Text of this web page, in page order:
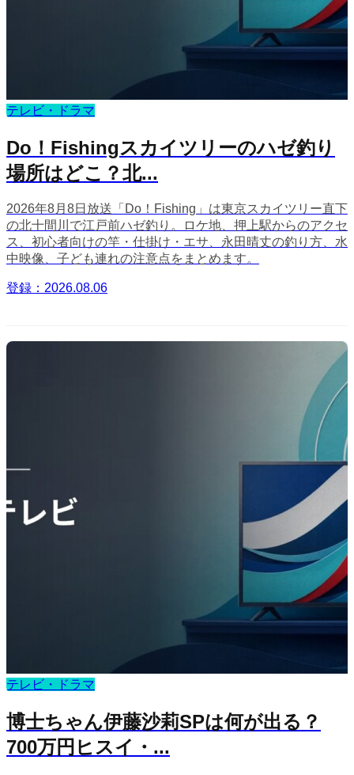
テレビ・ドラマ
Do！Fishingスカイツリーのハゼ釣り
場所はどこ？北...
2026年8月8日放送「Do！Fishing」は東京スカイツリー直下
の北十間川で江戸前ハゼ釣り。ロケ地、押上駅からのアクセ
ス、初心者向けの竿・仕掛け・エサ、永田晴丈の釣り方、水
中映像、子ども連れの注意点をまとめます。
登録：2026.08.06
テレビ・ドラマ
博士ちゃん伊藤沙莉SPは何が出る？
700万円ヒスイ・...